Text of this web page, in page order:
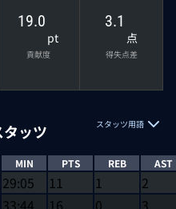
19.0
pt
貢献度
3.1
点
得失点差
ッツ スタッツ用語
MIN PTS REB AST
29:05 11 1
2
33:44 16 0
3